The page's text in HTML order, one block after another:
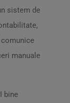
sistem de
manuale
bine